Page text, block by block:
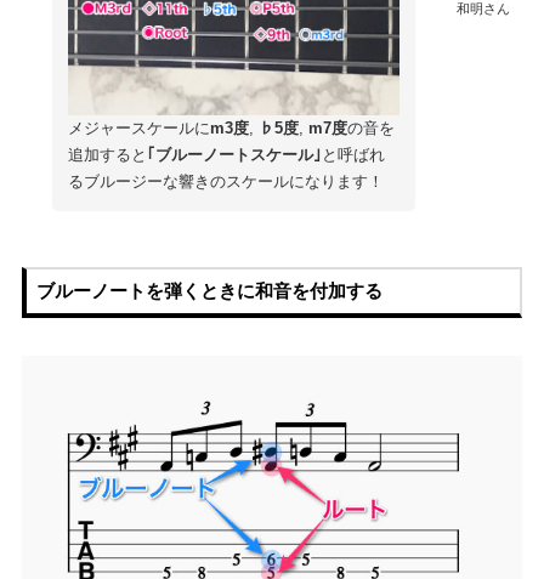
和明さん
メジャースケールにm3度, ♭5度, m7度の音を
追加すると ｢ブルーノートスケール｣ と呼ばれ
るブルージーな響きのスケールになります！
ブルーノートを弾くときに和音を付加する